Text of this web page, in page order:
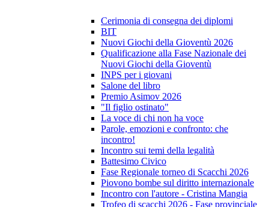
Cerimonia di consegna dei diplomi
BIT
Nuovi Giochi della Gioventù 2026
Qualificazione alla Fase Nazionale dei
Nuovi Giochi della Gioventù
INPS per i giovani
Salone del libro
Premio Asimov 2026
"Il figlio ostinato"
La voce di chi non ha voce
Parole, emozioni e confronto: che
incontro!
Incontro sui temi della legalità
Battesimo Civico
Fase Regionale torneo di Scacchi 2026
Piovono bombe sul diritto internazionale
Incontro con l'autore - Cristina Mangia
Trofeo di scacchi 2026 - Fase provinciale